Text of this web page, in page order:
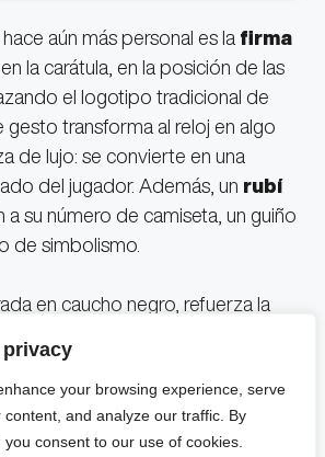
privacy
your browsing experience, serve
content, and analyze our traffic. By
you consent to our use of cookies.
aún más personal es la firma
la carátula, en la posición de las
el logotipo tradicional de
gesto transforma al reloj en algo
de lujo: se convierte en una
del jugador. Además, un rubí
a su número de camiseta, un guiño
de simbolismo.
en caucho negro, refuerza la
a las grandes piezas de la